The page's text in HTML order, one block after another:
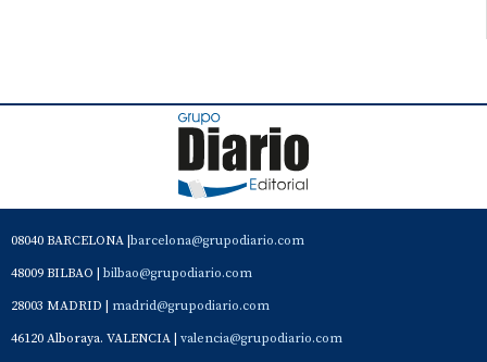
08040 BARCELONA | barcelona@grupodiario.com
48009 BILBAO | bilbao@grupodiario.com
28003 MADRID | madrid@grupodiario.com
46120 Alboraya. VALENCIA | valencia@grupodiario.com